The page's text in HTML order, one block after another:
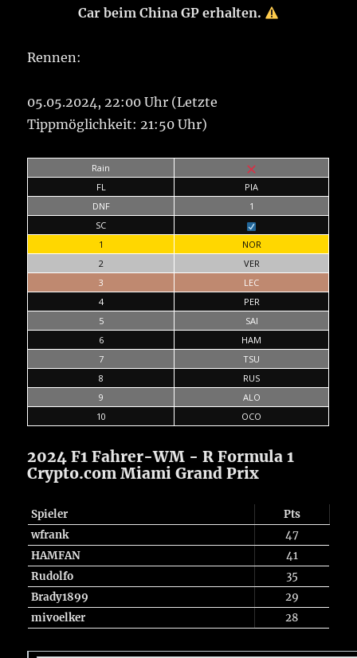
Car beim China GP erhalten.
Rennen:
05.05.2024, 22:00 Uhr (Letzte
Tippmöglichkeit: 21:50 Uhr)
Rain
FL
PIA
DNF
1
SC
1
NOR
2
VER
3
LEC
4
PER
5
SAI
6
HAM
7
TSU
8
RUS
9
ALO
10
OCO
2024 F1 Fahrer-WM - R Formula 1
Crypto.com Miami Grand Prix
Spieler
Pts
wfrank
47
HAMFAN
41
Rudolfo
35
Brady1899
29
mivoelker
28